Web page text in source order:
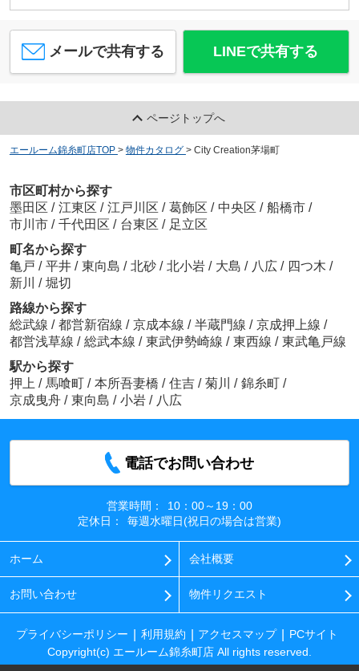
メールで共有する LINEで共有する
ページトップへ
エールーム錦糸町店TOP > 物件カタログ > City Creation茅場町
市区町村から探す
墨田区 / 江東区 / 江戸川区 / 葛飾区 / 中央区 / 船橋市 /
市川市 / 千代田区 / 台東区 / 足立区
町名から探す
亀戸 / 平井 / 東向島 / 北砂 / 北小岩 / 大島 / 八広 / 四つ木 /
新川 / 堀切
路線から探す
総武線 / 都営新宿線 / 京成本線 / 半蔵門線 / 京成押上線 /
都営浅草線 / 総武本線 / 東武伊勢崎線 / 東西線 / 東武亀戸線
駅から探す
押上 / 馬喰町 / 本所吾妻橋 / 住吉 / 菊川 / 錦糸町 /
京成曳舟 / 東向島 / 小岩 / 八広
電話でお問い合わせ
営業時間：
10：00～19：00
定休日：
毎週水曜日(祝日の場合は営業)
ホーム 会社概要
お問い合わせ 物件リクエスト
プライバシーポリシー 利用規約 アクセスマップ
PCサイト
Copyright(c) エールーム錦糸町店 All rights reserved.